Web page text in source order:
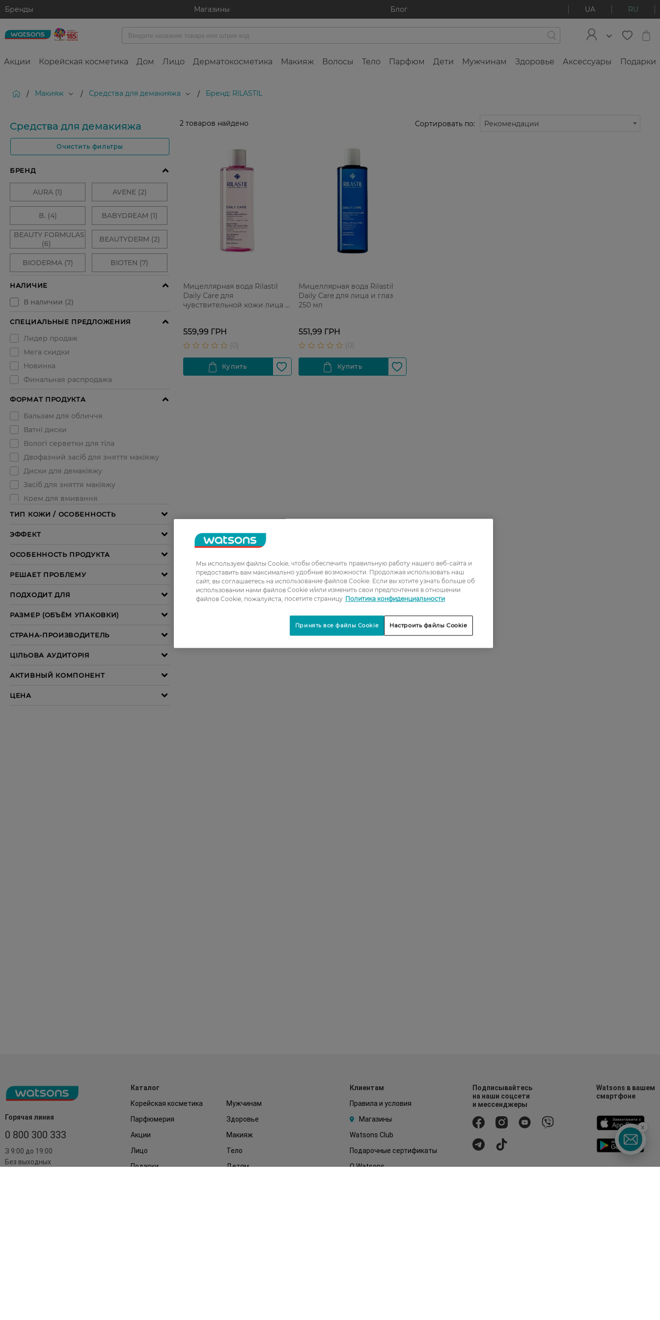
Бренды Магазины Блог UA RU
Акции Корейская косметика Дом Лицо Дерматокосметика Макияж Волосы Тело Парфюм Дети Мужчинам Здоровье Аксессуары Подарки
/ Макияж / Средства для демакияжа / Бренд: RILASTIL
Средства для демакияжа
Очистить фильтры
2 товаров найдено Сортировать по: Рекомендации
Мицеллярная вода Rilastil
Daily Care для
чувствительной кожи лица и
559,99 ГРН
Мицеллярная вода Rilastil
Daily Care для лица и глаз
250 мл
551,99 ГРН
Горячая линия
0 800 300 333
З 9:00 до 19:00
Без выходных
Каталог
Корейская косметика
Мужчинам
Парфюмерия
Здоровье
Акции
Макияж
Лицо
Тело
Подарки
Детям
Клиентам
Правила и условия
Магазины
Watsons Club
Подарочные сертификаты
О Watsons
Подписывайтесь
на наши соцсети
и мессенджеры
Watsons в вашем
смартфоне
x
Мы используем файлы Cookie, чтобы обеспечить правильную работу нашего веб-сайта и
предоставить вам максимально удобные возможности. Продолжая использовать наш
сайт, вы соглашаетесь на использование файлов Cookie. Если вы хотите узнать больше об
использовании нами файлов Cookie и/или изменить свои предпочтения в отношении
файлов Cookie, пожалуйста, посетите страницу Политика конфиденциальности
Настроить файлы Cookie
Принять все файлы Cookie